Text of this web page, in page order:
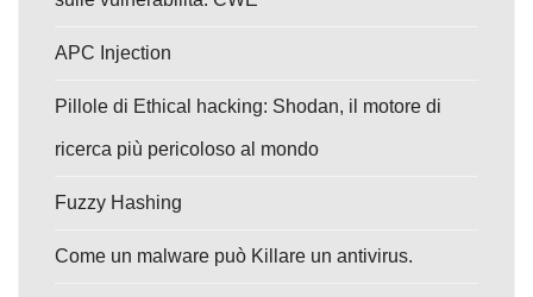
APC Injection
Pillole di Ethical hacking: Shodan, il motore di
ricerca più pericoloso al mondo
Fuzzy Hashing
Come un malware può Killare un antivirus.